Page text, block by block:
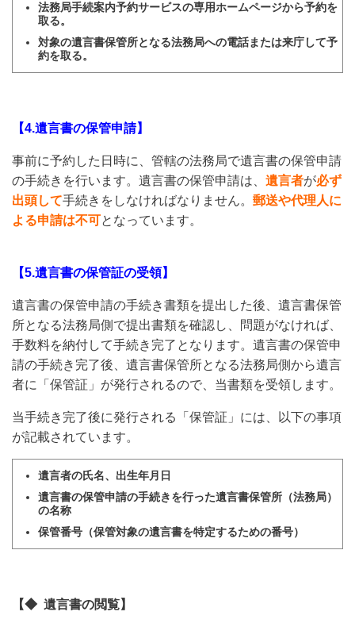
法務局手続案内予約サービスの専用ホームページから予約を
取る。
対象の遺言書保管所となる法務局への電話または来庁して予
約を取る。
【4.遺言書の保管申請】
事前に予約した日時に、管轄の法務局で遺言書の保管申請
の手続きを行います。遺言書の保管申請は、 遺言者が必ず
出頭して手続きをしなければなりません。 郵送や代理人に
よる申請は不可となっています。
【5.遺言書の保管証の受領】
遺言書の保管申請の手続き書類を提出した後、遺言書保管
所となる法務局側で提出書類を確認し、問題がなければ、
手数料を納付して手続き完了となります。遺言書の保管申
請の手続き完了後、遺言書保管所となる法務局側から遺言
者に「保管証」が発行されるので、当書類を受領します。
当手続き完了後に発行される「保管証」には、以下の事項
が記載されています。
遺言者の氏名、出生年月日
遺言書の保管申請の手続きを行った遺言書保管所（法務局）
の名称
保管番号（保管対象の遺言書を特定するための番号）
【◆ 遺言書の閲覧】